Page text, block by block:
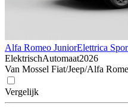
Alfa Romeo JuniorElettrica
ElektrischAutomaat2026
Van Mossel Fiat/Jeep/Alfa
Vergelijk